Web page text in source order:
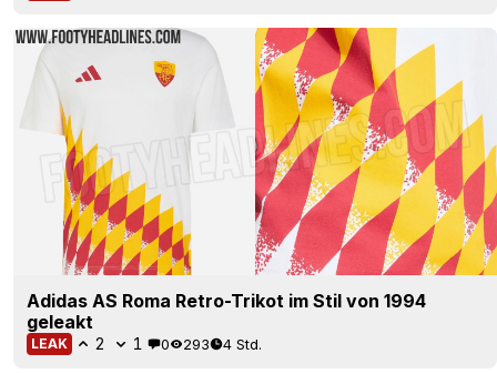
Adidas AS Roma Retro-Trikot im Stil von 1994
geleakt
LEAK 2 1 0 293 4 Std.